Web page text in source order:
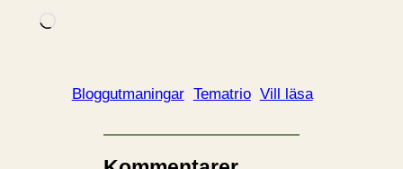
L
Bloggutmaningar Tematrio Vill läsa